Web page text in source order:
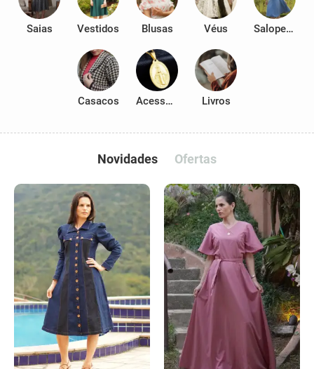
Saias Vestidos Blusas Véus Salopetes
Casacos Acessórios Livros
Novidades Ofertas